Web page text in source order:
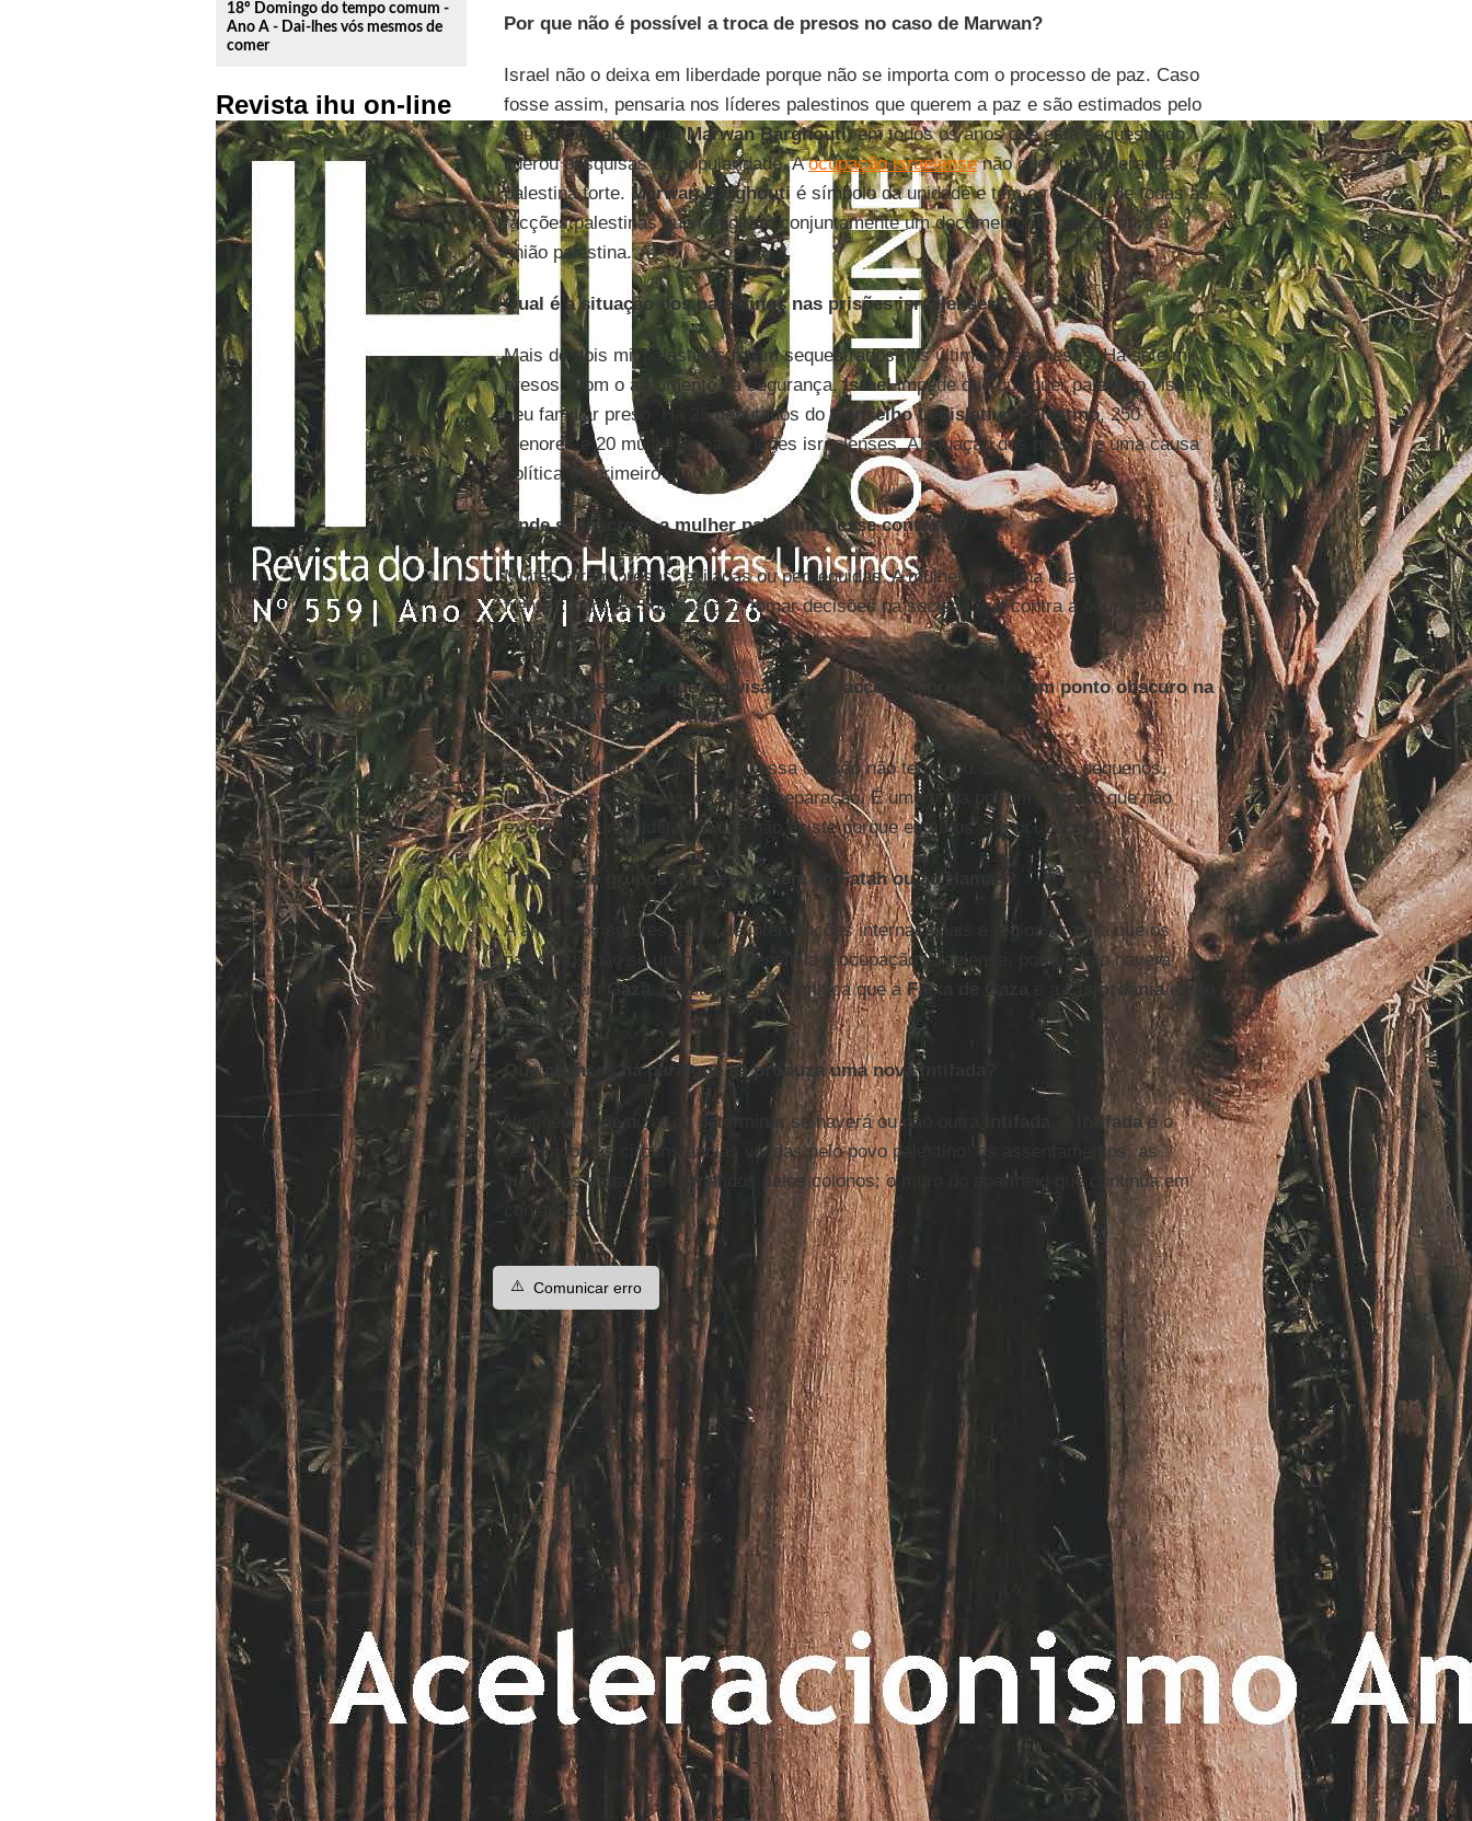
18º Domingo do tempo comum -
Ano A - Dai-lhes vós mesmos de
comer
Revista ihu on-line
Por que não é possível a troca de presos no caso de Marwan?
Israel não o deixa em liberdade porque não se importa com o processo de paz. Caso
fosse assim, pensaria nos líderes palestinos que querem a paz e são estimados pelo
seu povo. Sabem queMarwan Barghouti, em todos os anos que está sequestrado,
liderou pesquisas de popularidade. Aocupação israelensenão quer uma liderança
palestina forte. Marwan Barghouti é símbolo da unidade e tem o respeito de todas as
facções palestinas que redigiram conjuntamente um documento de presos para a
união palestina.
Qual é a situação dos palestinos nas prisões israelenses?
Mais de dois mil palestinos foram sequestrados nos últimos três meses. Há sete mil
presos. Com o argumento da segurança,Israelimpede que qualquer palestino visite o
seu familiar preso. Há 25 deputados doConselho Legislativo Palestino, 250
menores e 20 mulheres nas prisões israelenses. A situação dos presos é uma causa
política de primeiro grau.
Onde se inscreve a mulher palestina nesse contexto?
Muitas foram presas, exiladas ou perseguidas. A mulher palestina luta em duas
frentes: para ter sua posição, tomar decisões na sociedade e contra a ocupação
israelense.
Marwan assinalou que a divisão entre facções representava um ponto obscuro na
história da luta palestina.
No nível político, de liderança, essa divisão não terminou. São grupos pequenos,
limitados, com interesses nessa separação. É uma briga por um assento que não
existe. E é uma liderança que não existe porque estamos sob ocupação.
Trata-se de grupos que respondem ao Fatah ou ao Hamas?
A ambos os setores, além de intervenções internacionais e regionais para que os
palestinos não se unam. Isto beneficia a ocupação israelense, porque não haverá
Estado sem
Gaza . E esta divisão significa que aFaixa de Gaza Cisjordâniaestão
sozinhas.
Que chances há para que se produza uma nova Intifada?
Ninguém pode dizer ou determinar se haverá ou não outra Intifadaé o
resultado das circunstâncias vividas pelo povo palestino: os assentamentos, as
violações e ataques cometidos pelos colonos; o muro do apartheid que continua em
construção.
⚠️ Comunicar erro